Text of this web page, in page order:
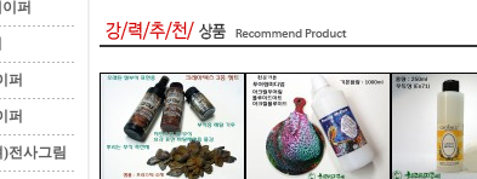
퍼
퍼
퍼
전사그림